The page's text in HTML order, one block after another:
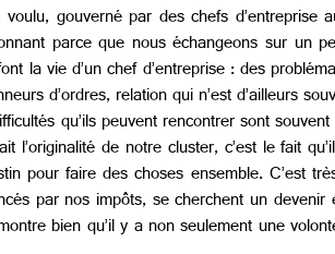
gouverné par des chefs d’entreprise
parce que nous échangeons sur un
la vie d’un chef d’entreprise : des
d’ordres, relation qui n’est d’ailleurs
qu’ils peuvent rencontrer sont
de notre cluster, c’est le fait
pour faire des choses ensemble. C’est
par nos impôts, se cherchent un
bien qu’il y a non seulement une